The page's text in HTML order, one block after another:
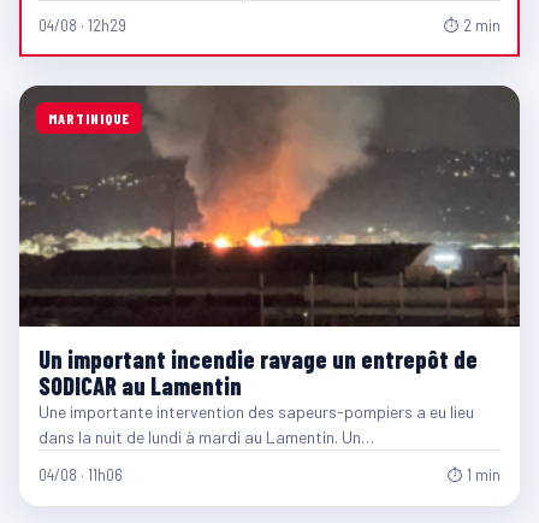
04/08 · 12h29 ⏱ 2 min
MARTINIQUE
Un important incendie ravage un entrepôt de
SODICAR au Lamentin
Une importante intervention des sapeurs-pompiers a eu lieu
dans la nuit de lundi à mardi au Lamentin. Un…
04/08 · 11h06 ⏱ 1 min